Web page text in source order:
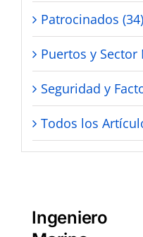
Patrocinados (34)
Puertos y
Seguridad y
Todos los
Ingeniero